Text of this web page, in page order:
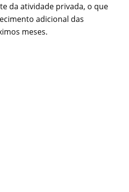
da atividade privada, o que
adicional das
meses.